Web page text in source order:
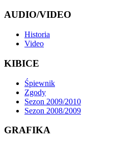
AUDIO/VIDEO
Historia
Video
KIBICE
Śpiewnik
Zgody
Sezon 2009/2010
Sezon 2008/2009
GRAFIKA